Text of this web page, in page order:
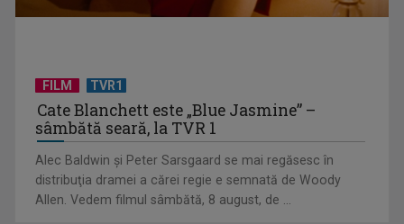
finalele AXERIA Open ...
FILM TVR1
Cate Blanchett este „Blue Jasmine” –
sâmbătă seară, la TVR 1
Alec Baldwin şi Peter Sarsgaard se mai regăsesc în
distribuţia dramei a cărei regie e semnată de Woody
Allen. Vedem filmul sâmbătă, 8 august, de ...